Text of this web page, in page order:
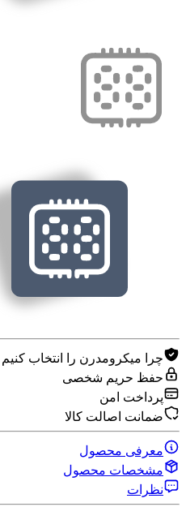
چرا میکرومدرن را انتخاب کنیم
حفظ حریم شخصی
پرداخت امن
ضمانت اصالت کالا
معرفی محصول
مشخصات محصول
نظرات